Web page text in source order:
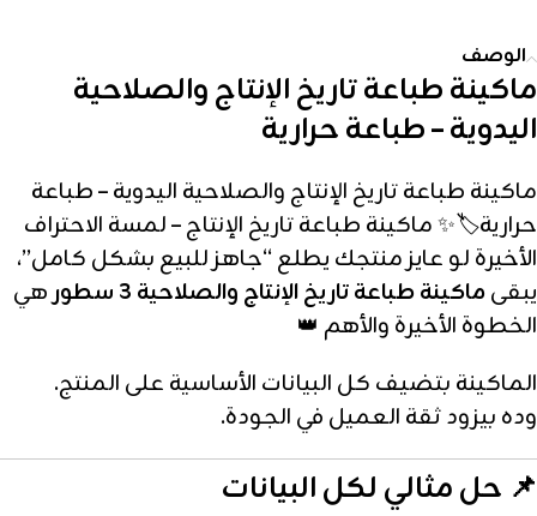
الوصف
ماكينة طباعة تاريخ الإنتاج والصلاحية
اليدوية – طباعة حرارية
ماكينة طباعة تاريخ الإنتاج والصلاحية اليدوية – طباعة
حرارية🏷️✨ ماكينة طباعة تاريخ الإنتاج – لمسة الاحتراف
الأخيرة لو عايز منتجك يطلع “جاهز للبيع بشكل كامل”،
يبقى ماكينة طباعة تاريخ الإنتاج والصلاحية 3 سطور
هي
الخطوة الأخيرة والأهم 👑
الماكينة بتضيف كل البيانات الأساسية على المنتج.
وده بيزود ثقة العميل في الجودة.
📌 حل مثالي لكل البيانات